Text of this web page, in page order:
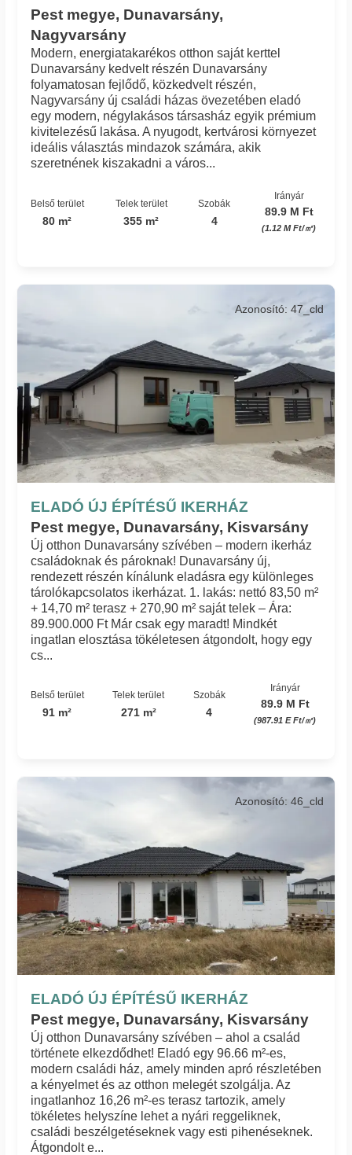
Pest megye, Dunavarsány,
Nagyvarsány
Modern, energiatakarékos otthon saját kerttel
Dunavarsány kedvelt részén Dunavarsány
folyamatosan fejlődő, közkedvelt részén,
Nagyvarsány új családi házas övezetében eladó
egy modern, négylakásos társasház egyik prémium
kivitelezésű lakása. A nyugodt, kertvárosi környezet
ideális választás mindazok számára, akik
szeretnének kiszakadni a város...
Belső terület
80 m²
Telek terület
355 m²
Szobák
4
Irányár
89.9 M Ft
(1.12 M Ft/㎡)
ELADÓ ÚJ ÉPÍTÉSŰ IKERHÁZ
Pest megye, Dunavarsány, Kisvarsány
Azonosító: 47_cld
Új otthon Dunavarsány szívében – modern ikerház
családoknak és pároknak! Dunavarsány új,
rendezett részén kínálunk eladásra egy különleges
tárolókapcsolatos ikerházat. 1. lakás: nettó 83,50 m²
+ 14,70 m² terasz + 270,90 m² saját telek – Ára:
89.900.000 Ft Már csak egy maradt! Mindkét
ingatlan elosztása tökéletesen átgondolt, hogy egy
cs...
Belső terület
91 m²
Telek terület
271 m²
Szobák
4
Irányár
89.9 M Ft
(987.91 E Ft/㎡)
ELADÓ ÚJ ÉPÍTÉSŰ IKERHÁZ
Pest megye, Dunavarsány, Kisvarsány
Azonosító: 46_cld
Új otthon Dunavarsány szívében – ahol a család
története elkezdődhet! Eladó egy 96.66 m²-es,
modern családi ház, amely minden apró részletében
a kényelmet és az otthon melegét szolgálja. Az
ingatlanhoz 16,26 m²-es terasz tartozik, amely
tökéletes helyszíne lehet a nyári reggeliknek,
családi beszélgetéseknek vagy esti pihenéseknek.
Átgondolt e...